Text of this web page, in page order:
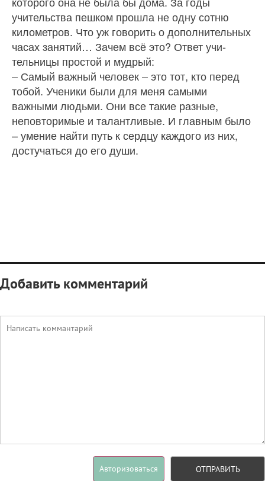
учительства пешком прошла не одну сотню
километров. Что уж говорить о дополнительных
часах заня­тий… Зачем всё это? Ответ учи­
тельницы простой и мудрый:
– Самый важный человек – это тот, кто перед
тобой. Ученики были для меня самыми
важными людьми. Они все такие разные,
неповторимые и талантливые. И главным было
– умение найти путь к сердцу каждого из них,
достучаться до его души.
Добавить комментарий
Авторизоваться ОТПРАВИТЬ